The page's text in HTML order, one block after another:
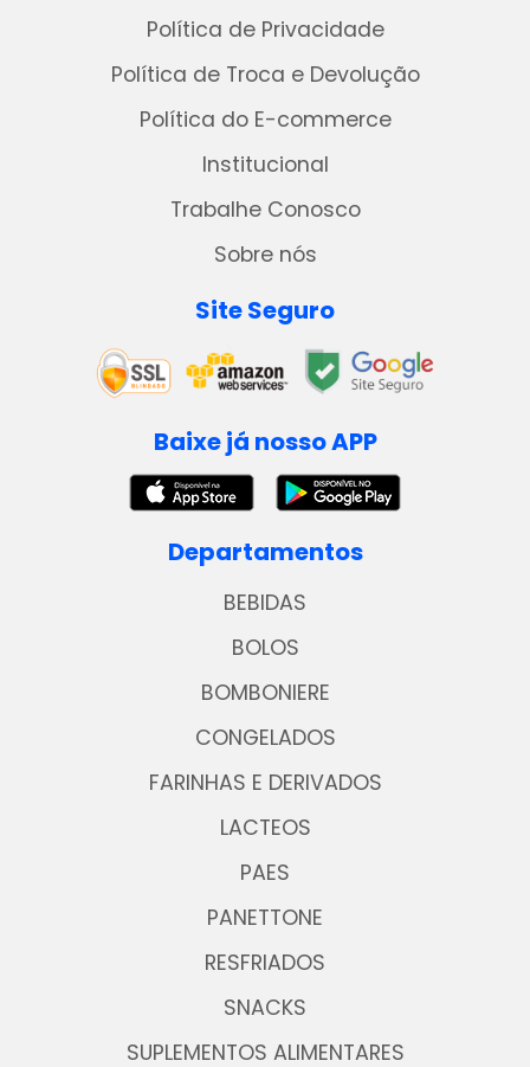
Política de Privacidade
Política de Troca e Devolução
Política do E-commerce
Institucional
Trabalhe Conosco
Sobre nós
Site Seguro
Baixe já nosso APP
Departamentos
BEBIDAS
BOLOS
BOMBONIERE
CONGELADOS
FARINHAS E DERIVADOS
LACTEOS
PAES
PANETTONE
RESFRIADOS
SNACKS
SUPLEMENTOS ALIMENTARES